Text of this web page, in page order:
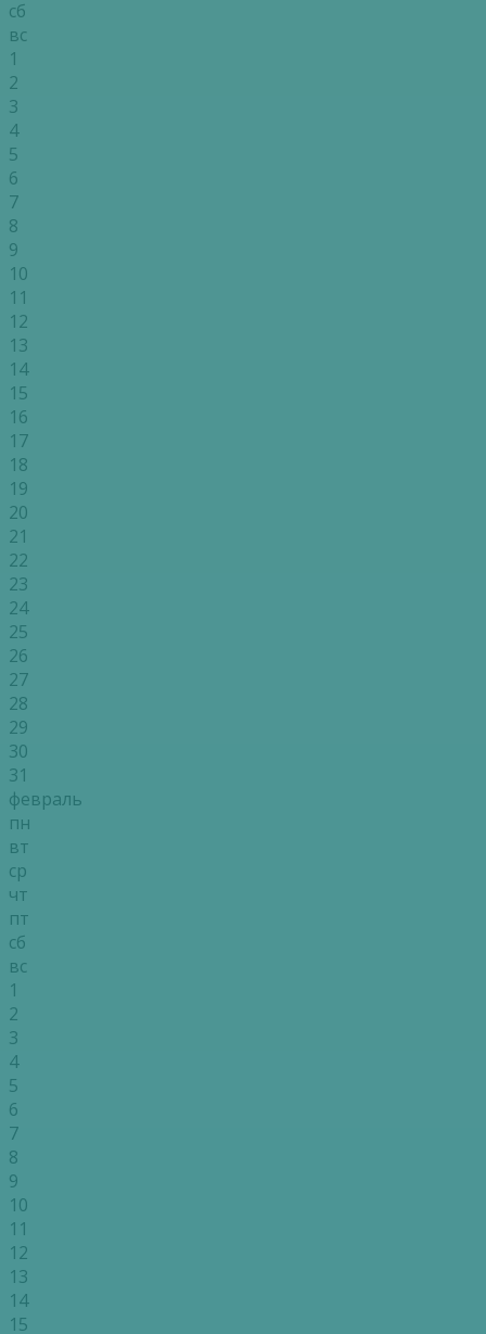
сб
вс
1
2
3
4
5
6
7
8
9
10
11
12
13
14
15
16
17
18
19
20
21
22
23
24
25
26
27
28
29
30
31
февраль
пн
вт
ср
чт
пт
сб
вс
1
2
3
4
5
6
7
8
9
10
11
12
13
14
15